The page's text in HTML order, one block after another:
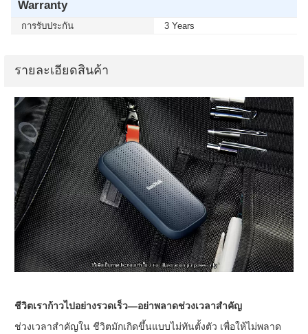
Warranty
การรับประกัน 3 Years
รายละเอียดสินค้า
ชีวิตเราก้าวไปอย่างรวดเร็ว—อย่าพลาดช่วงเวลาสำคัญ
ช่วงเวลาสำคัญใน ชีวิตมักเกิดขึ้นแบบไม่ทันตั้งตัว เพื่อให้ไม่พลาด